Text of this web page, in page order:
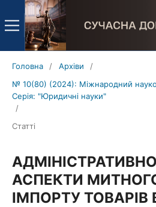
Головна / Архіви
/
№ 10(80) (2024): Міжнародний
Серія: "Юридичні науки"
/
Статті
АСПЕКТИ
ІМПОРТУ ТОВАРІВ